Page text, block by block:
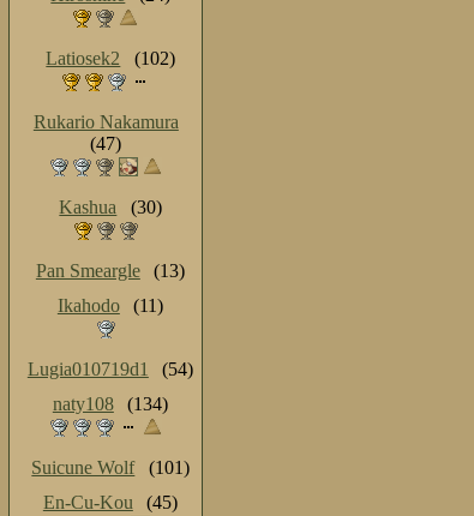
Latiosek2 (102)
Rukario Nakamura
(47)
Kashua (30)
Pan Smeargle
(13)
Ikahodo
(11)
Lugia010719d1
(54)
naty108
(134)
Suicune Wolf
(101)
En-Cu-Kou
(45)